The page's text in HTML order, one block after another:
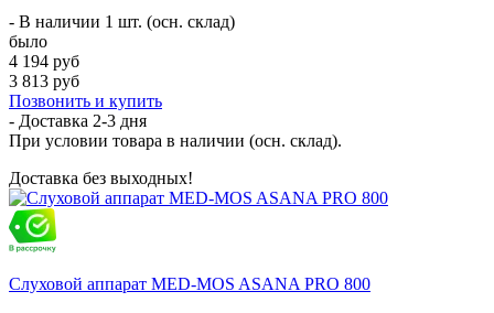
- В наличии 1 шт. (осн. склад)
было
4 194 руб
3 813 руб
Позвонить и купить
- Доставка 2-3 дня
При условии товара в наличии (осн. склад).
Доставка без выходных!
Слуховой аппарат MED-MOS ASANA PRO 800